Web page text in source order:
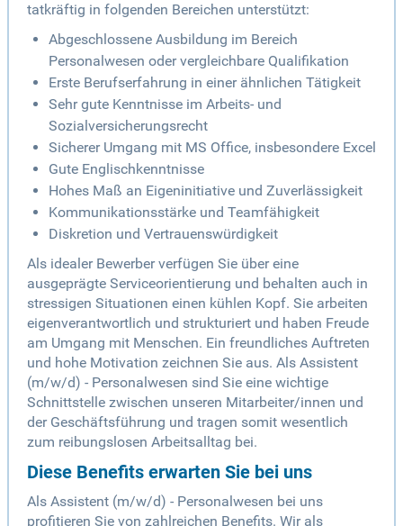
tatkräftig in folgenden Bereichen unterstützt:
Abgeschlossene Ausbildung im Bereich
Personalwesen oder vergleichbare Qualifikation
Erste Berufserfahrung in einer ähnlichen Tätigkeit
Sehr gute Kenntnisse im Arbeits- und
Sozialversicherungsrecht
Sicherer Umgang mit MS Office, insbesondere Excel
Gute Englischkenntnisse
Hohes Maß an Eigeninitiative und Zuverlässigkeit
Kommunikationsstärke und Teamfähigkeit
Diskretion und Vertrauenswürdigkeit
Als idealer Bewerber verfügen Sie über eine
ausgeprägte Serviceorientierung und behalten auch in
stressigen Situationen einen kühlen Kopf. Sie arbeiten
eigenverantwortlich und strukturiert und haben Freude
am Umgang mit Menschen. Ein freundliches Auftreten
und hohe Motivation zeichnen Sie aus. Als Assistent
(m/w/d) - Personalwesen sind Sie eine wichtige
Schnittstelle zwischen unseren Mitarbeiter/innen und
der Geschäftsführung und tragen somit wesentlich
zum reibungslosen Arbeitsalltag bei.
Diese Benefits erwarten Sie bei uns
Als Assistent (m/w/d) - Personalwesen bei uns
profitieren Sie von zahlreichen Benefits. Wir als